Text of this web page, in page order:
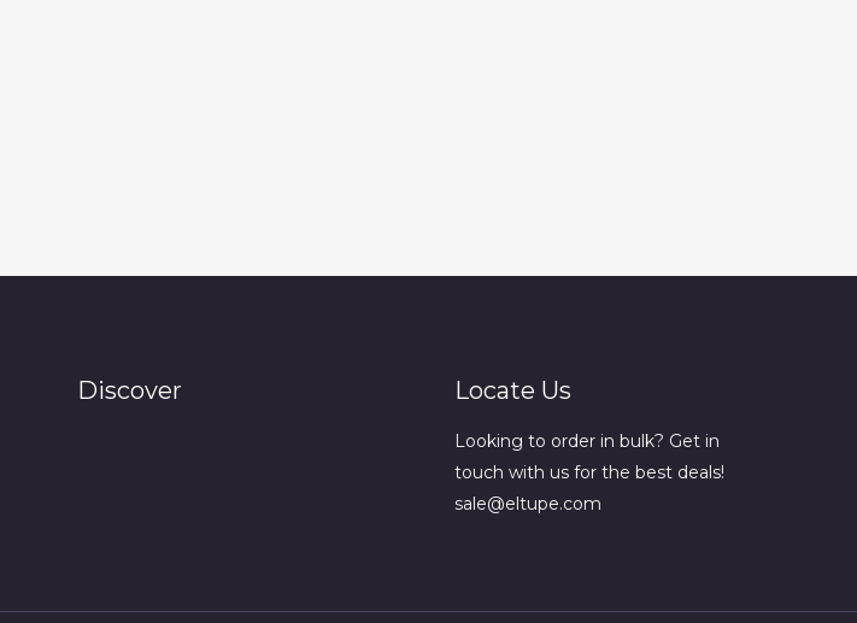
Discover Locate Us
Looking to order in bulk? Get in
touch with us for the best deals!
sale@eltupe.com